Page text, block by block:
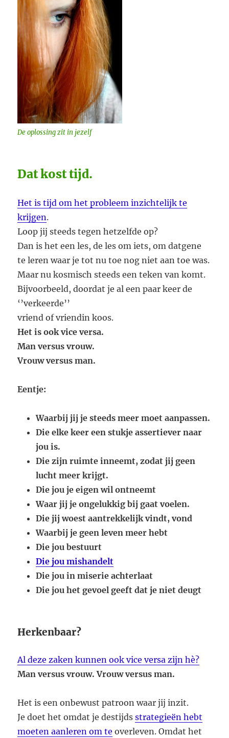
De oplossing zit in jezelf
Dat kost tijd.
Het is tijd om het probleem inzichtelijk te
krijgen.
Loop jij steeds tegen hetzelfde op?
Dan is het een les, de les om iets, om datgene
te leren waar je tot nu toe nog niet aan toe was.
Maar nu kosmisch steeds een teken van komt.
Bijvoorbeeld, doordat je al een paar keer de
‘’verkeerde’’
vriend of vriendin koos.
Het is ook vice versa.
Man versus vrouw.
Vrouw versus man.
Eentje:
Waarbij jij je steeds meer moet aanpassen.
Die elke keer een stukje assertiever naar
jou is.
Die zijn ruimte inneemt, zodat jij geen
lucht meer krijgt.
Die jou je eigen wil ontneemt
Waar jij je ongelukkig bij gaat voelen.
Die jij woest aantrekkelijk vindt, vond
Waarbij je geen leven meer hebt
Die jou bestuurt
Die jou mishandelt
Die jou in miserie achterlaat
Die jou het gevoel geeft dat je niet deugt
Herkenbaar?
Al deze zaken kunnen ook vice versa zijn hè?
Man versus vrouw. Vrouw versus man.
Het is een onbewust patroon waar jij inzit.
Je doet het omdat je destijdsstrategieën hebt
moeten aanleren om te overleven. Omdat het